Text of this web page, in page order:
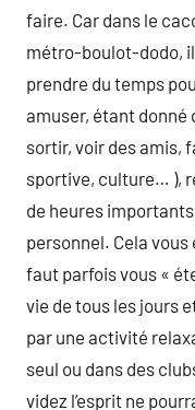
faire. Car dans le
métro-boulot-dodo,
prendre du temps
amuser, étant donné
sortir, voir des amis,
sportive, culture… ),
de heures
personnel. Cela
faut parfois vous «
vie de tous les jours
par une activité
seul ou dans des
videz l’esprit ne